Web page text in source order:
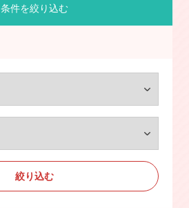
条件を絞り込む